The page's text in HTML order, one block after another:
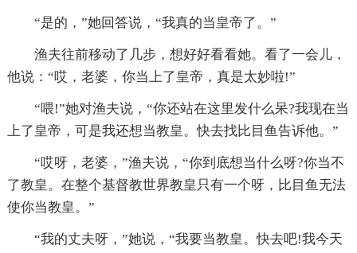
“是的，”她回答说，“我真的当皇帝了。”
渔夫往前移动了几步，想好好看看她。看了一会儿，
他说：“哎，老婆，你当上了皇帝，真是太妙啦!”
“喂!”她对渔夫说，“你还站在这里发什么呆?我现在当
上了皇帝，可是我还想当教皇。快去找比目鱼告诉他。”
“哎呀，老婆，”渔夫说，“你到底想当什么呀?你当不
了教皇。在整个基督教世界教皇只有一个呀，比目鱼无法
使你当教皇。”
“我的丈夫呀，”她说，“我要当教皇。快去吧!我今天